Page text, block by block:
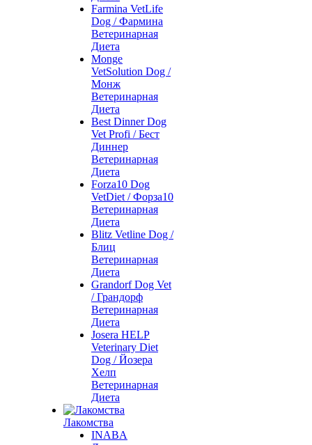
Farmina VetLife
Dog / Фармина
Ветеринарная
Диета
Monge
VetSolution Dog /
Монж
Ветеринарная
Диета
Best Dinner Dog
Vet Profi / Бест
Диннер
Ветеринарная
Диета
Forza10 Dog
VetDiet / Форза10
Ветеринарная
Диета
Blitz Vetline Dog /
Блиц
Ветеринарная
Диета
Grandorf Dog Vet
/ Грандорф
Ветеринарная
Диета
Josera HELP
Veterinary Diet
Dog / Йозера
Хелп
Ветеринарная
Диета
Лакомства
INABA